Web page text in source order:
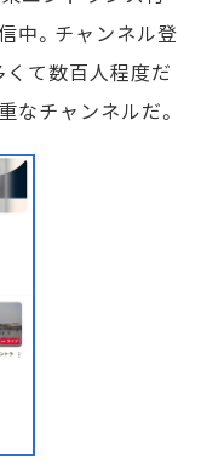
中。チャンネル登
て数百人程度だ
なチャンネルだ。